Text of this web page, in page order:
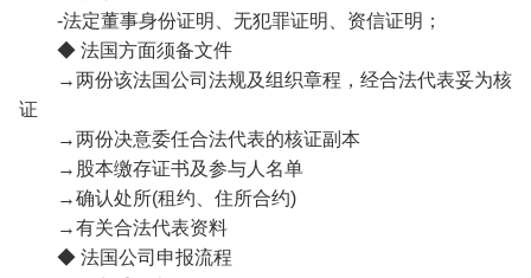
-法定董事身份证明、无犯罪证明、资信证明；
◆ 法国方面须备文件
→两份该法国公司法规及组织章程，经合法代表妥为核
证
→两份决意委任合法代表的核证副本
→股本缴存证书及参与人名单
→确认处所(租约、住所合约)
→有关合法代表资料
◆ 法国公司申报流程